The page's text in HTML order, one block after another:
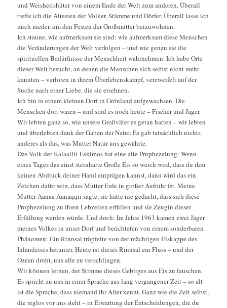
und Weisheitshüter von einem Ende der Welt zum anderen. Überall
treffe ich die Ältesten der Völker, Stämme und Dörfer. Überall lasse ich
mich nieder, um den Festen der Großmütter beizuwohnen.
Ich staune, wie aufmerksam sie sind: wie aufmerksam diese Menschen
die Veränderungen der Welt verfolgen – und wie genau sie die
spirituellen Bedürfnisse der Menschheit wahrnehmen. Ich habe Orte
dieser Welt besucht, an denen die Menschen sich selbst nicht mehr
kannten – verloren in ihrem Überlebenskampf, verzweifelt auf der
Suche nach einer Liebe, die sie ersehnen.
Ich bin in einem kleinen Dorf in Grönland aufgewachsen. Die
Menschen dort waren – und sind es noch heute – Fischer und Jäger.
Wir lebten ganz so, wie unsere Großväter es getan hatten – wir lebten
und überlebten dank der Gaben der Natur. Es gab tatsächlich nichts
anderes als das, was Mutter Natur uns gewährte.
Das Volk der Kalaallit-Eskimos hat eine alte Prophezeiung: Wenn
eines Tages das einst steinharte Große Eis so weich wird, dass du ihm
keinen Abdruck deiner Hand einprägen kannst, dann wird das ein
Zeichen dafür sein, dass Mutter Erde in großer Aufruhr ist. Meine
Mutter Aanaa Aanaqqii sagte, sie hätte nie gedacht, dass sich diese
Prophezeiung zu ihren Lebzeiten erfüllen und sie Zeugin dieser
Erfüllung werden würde. Und doch: Im Jahre 1963 kamen zwei Jäger
meines Volkes in unser Dorf und berichteten von einem sonderbaren
Phänomen: Ein Rinnsal tröpfelte von der mächtigen Eiskappe des
Inlandeises herunter. Heute ist dieses Rinnsal ein Fluss – und der
Ozean droht, uns alle zu verschlingen.
Wir können lernen, der Stimme dieses Gebirges aus Eis zu lauschen.
Es spricht zu uns in einer Sprache aus lang vergangener Zeit – so alt
ist die Sprache, dass niemand ihr Alter kennt. Ganz wie die Zeit selbst,
die reglos vor uns steht – in Erwartung der Entscheidungen, die du